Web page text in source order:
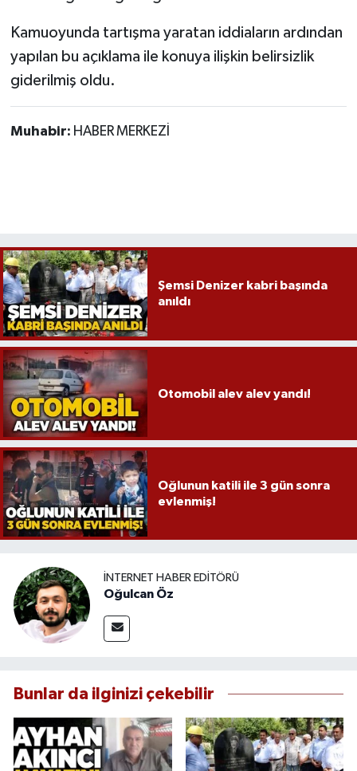
Kamuoyunda tartışma yaratan iddiaların ardından
yapılan bu açıklama ile konuya ilişkin belirsizlik
giderilmiş oldu.
Muhabir: HABER MERKEZİ
Şemsi Denizer kabri başında
anıldı
Otomobil alev alev yandı!
Oğlunun katili ile 3 gün sonra
evlenmiş!
İNTERNET HABER EDITÖRÜ
Oğulcan Öz
Bunlar da ilginizi çekebilir